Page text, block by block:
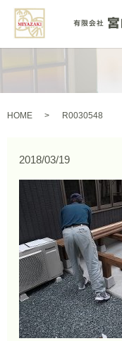
HOME R0030548
2018/03/19